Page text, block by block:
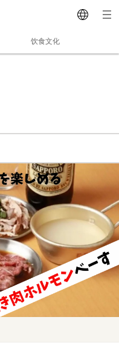
饮食文化